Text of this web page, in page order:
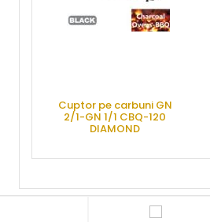
Cuptor pe carbuni GN
2/1-GN 1/1 CBQ-120
DIAMOND
CERE OFERTA